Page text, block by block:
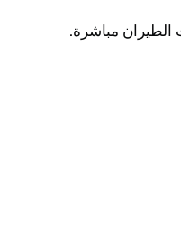
الطيران مباشرة.